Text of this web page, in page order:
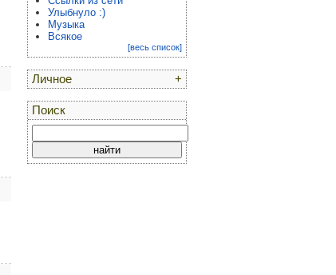
Улыбнуло :)
Музыка
Всякое
[весь список]
+
Личное
Поиск